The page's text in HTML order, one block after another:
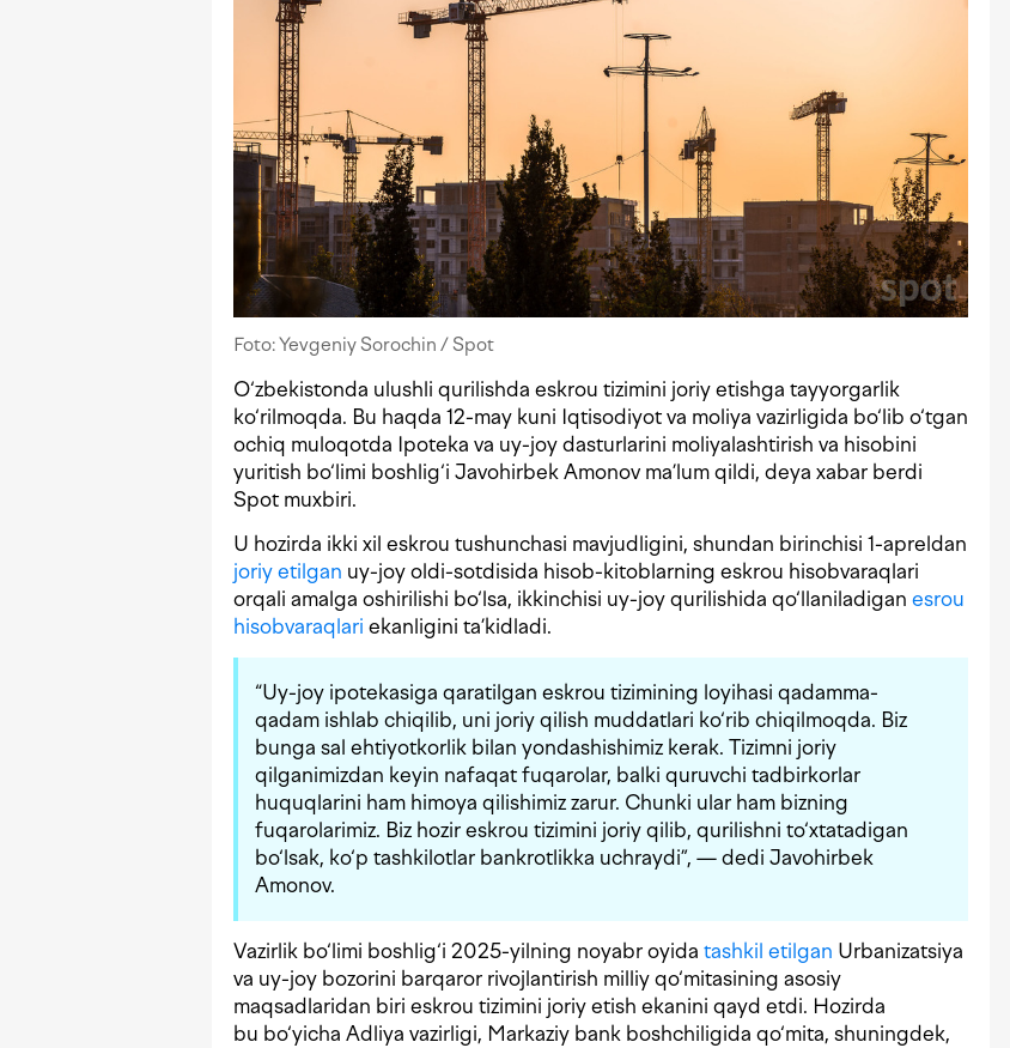
Foto: Yevgeniy Sorochin / Spot
O‘zbekistonda ulushli qurilishda eskrou tizimini joriy etishga tayyorgarlik
ko‘rilmoqda. Bu haqda 12-may kuni Iqtisodiyot va moliya vazirligida bo‘lib o‘tgan
ochiq muloqotda Ipoteka va uy-joy dasturlarini moliyalashtirish va hisobini
yuritish bo‘limi boshlig‘i Javohirbek Amonov ma’lum qildi, deya xabar berdi
Spot muxbiri.
U hozirda ikki xil eskrou tushunchasi mavjudligini, shundan birinchisi 1-apreldan
joriy etilgan uy-joy oldi-sotdisida hisob-kitoblarning eskrou hisobvaraqlari
orqali amalga oshirilishi bo‘lsa, ikkinchisi uy-joy qurilishida qo‘llaniladigan esrou
hisobvaraqlari ekanligini ta’kidladi.
“Uy-joy ipotekasiga qaratilgan eskrou tizimining loyihasi qadamma-
qadam ishlab chiqilib, uni joriy qilish muddatlari ko‘rib chiqilmoqda. Biz
bunga sal ehtiyotkorlik bilan yondashishimiz kerak. Tizimni joriy
qilganimizdan keyin nafaqat fuqarolar, balki quruvchi tadbirkorlar
huquqlarini ham himoya qilishimiz zarur. Chunki ular ham bizning
fuqarolarimiz. Biz hozir eskrou tizimini joriy qilib, qurilishni to‘xtatadigan
bo‘lsak, ko‘p tashkilotlar bankrotlikka uchraydi”, — dedi Javohirbek
Amonov.
Vazirlik bo‘limi boshlig‘i 2025-yilning noyabr oyida tashkil etilgan Urbanizatsiya
va uy-joy bozorini barqaror rivojlantirish milliy qo‘mitasining asosiy
maqsadlaridan biri eskrou tizimini joriy etish ekanini qayd etdi. Hozirda
bu bo‘yicha Adliya vazirligi, Markaziy bank boshchiligida qo‘mita, shuningdek,